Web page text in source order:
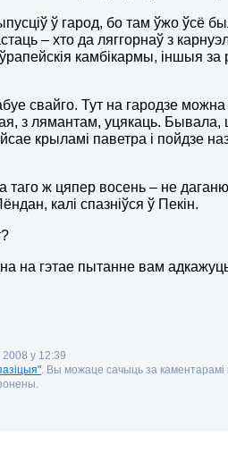
ў гарод, бо там ўжо
– хто да ляггорнаў з
камбікармы, іншыя за
свайго. Тут на гародзе можна
з лямантам, уцякаць.
крыламі паветра і пойдзе
таго ж цяпер восень – не
калі спазніўся ў Пекін.
на гэтае пытанне вам
2008 у 12:39
. Вы можаце сачыць за